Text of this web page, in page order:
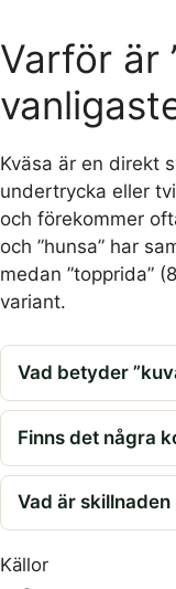
Varför är
Kväsa är en direkt
undertrycka eller
och förekommer
och ”hunsa” har
medan ”topprida”
variant.
Vad betyder
Finns det några
Vad är skillnaden
Källor